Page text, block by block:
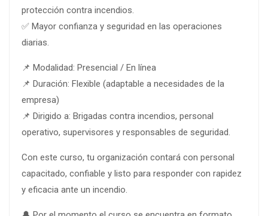
protección contra incendios.
✅ Mayor confianza y seguridad en las operaciones
diarias.
📌 Modalidad: Presencial / En línea
📌 Duración: Flexible (adaptable a necesidades de la
empresa)
📌 Dirigido a: Brigadas contra incendios, personal
operativo, supervisores y responsables de seguridad.
Con este curso, tu organización contará con personal
capacitado, confiable y listo para responder con rapidez
y eficacia ante un incendio.